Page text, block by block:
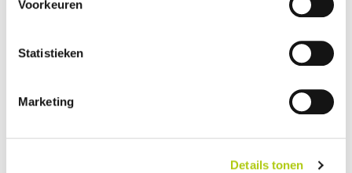
Voorkeuren
Statistieken
Marketing
Details tonen
Wat vind je van de scooter?
Je gegevens